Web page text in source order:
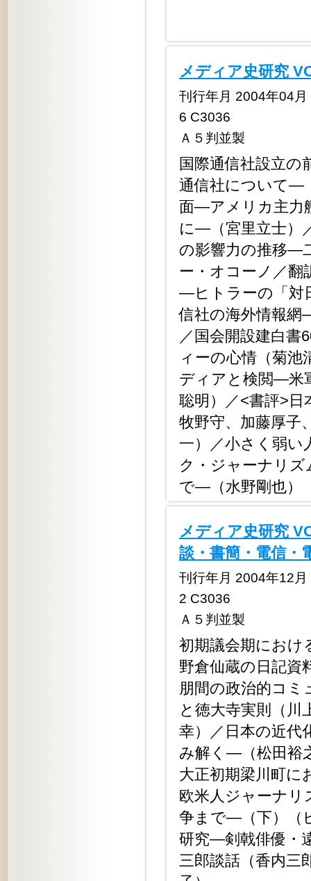
メディア史研究
刊行年月 2004年04
6 C3036
Ａ５判並製
国際通信社設立
通信社について―
面―アメリカ主力
に―（宮里立士）
の影響力の推移―
ー・オコーノ／翻
―ヒトラーの「対
信社の海外情報
／国会開設建白書
ィーの心情（菊
ディアと検閲―米
聡明）／<書評>
牧野守、加藤厚子
一）／小さく弱
ク・ジャーナリ
で―（水野剛也）
メディア史研究
談・書簡・電信・
刊行年月 2004年12
2 C3036
Ａ５判並製
初期議会期におけ
野倉仙蔵の日記資
朋間の政治的コミ
と徳大寺実則（川
幸）／日本の近代
み解く―（松田裕
大正初期梁川町
欧米人ジャーナ
争まで―（下）（
研究―剣戟俳優・
三郎談話（香内三